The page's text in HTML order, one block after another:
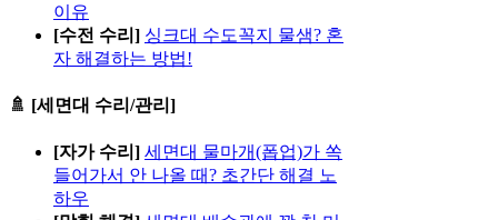
이유
[수전 수리] 싱크대 수도꼭지 물샘? 혼
자 해결하는 방법!
🚿 [세면대 수리/관리]
[자가 수리] 세면대 물마개(폽업)가 쏙
들어가서 안 나올 때? 초간단 해결 노
하우